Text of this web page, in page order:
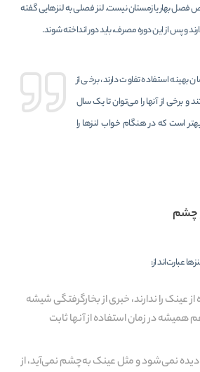
فصل بهار یا زمستان نیست. لنز فصلی به لنزهایی گفته
استفاده تفاوت دارند، برخی از
و برخی از آنها را می‌توان تا یک سال
است که در هنگام خواب لنزها را
چشم
عبارت‌اند از:
عینک را ندارند، خبری از بخارگرفتگی شیشه
در زمان استفاده از آنها ثابت
دیده نمی‌شود و مثل عینک به‌چشم نمی‌آید، از